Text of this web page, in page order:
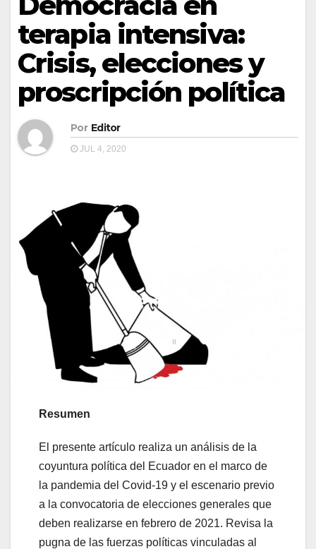
terapia intensiva:
Crisis, elecciones y
proscripción política
Por Editor
JUL 4, 2020
Resumen
El presente artículo realiza un análisis de la
coyuntura política del Ecuador en el marco de
la pandemia del Covid-19 y el escenario previo
a la convocatoria de elecciones generales que
deben realizarse en febrero de 2021. Revisa la
pugna de las fuerzas políticas vinculadas al